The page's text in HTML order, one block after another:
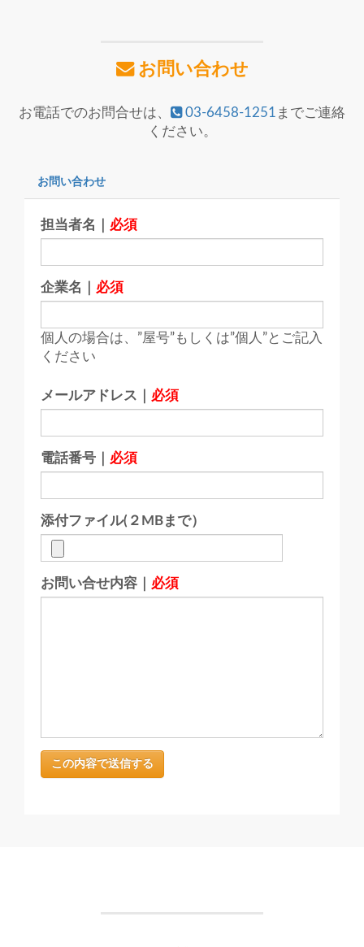
お問い合わせ
お電話でのお問合せは、 03-6458-1251 までご連絡
ください。
お問い合わせ
担当者名｜ 必須
企業名｜ 必須
個人の場合は、”屋号”もしくは”個人”とご記入
ください
メールアドレス｜ 必須
電話番号｜ 必須
添付ファイル(２MBまで）
お問い合せ内容｜ 必須